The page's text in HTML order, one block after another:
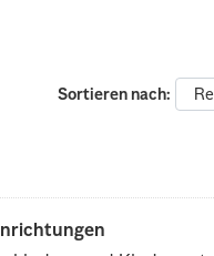
Sortieren nach